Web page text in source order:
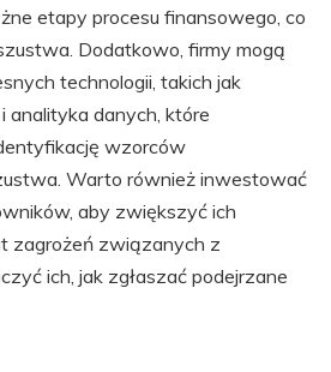
etapy procesu finansowego, co
Dodatkowo, firmy mogą
technologii, takich jak
analityka danych, które
wzorców
Warto również inwestować
aby zwiększyć ich
zagrożeń związanych z
ich, jak zgłaszać podejrzane